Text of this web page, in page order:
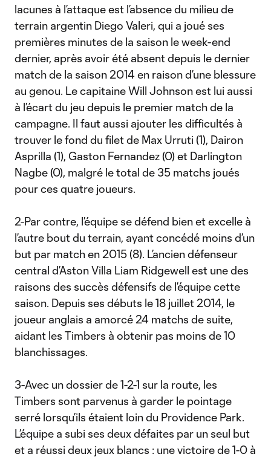
lacunes à l’attaque est l’absence du milieu de
terrain argentin Diego Valeri, qui a joué ses
premières minutes de la saison le week-end
dernier, après avoir été absent depuis le dernier
match de la saison 2014 en raison d’une blessure
au genou. Le capitaine Will Johnson est lui aussi
à l’écart du jeu depuis le premier match de la
campagne. Il faut aussi ajouter les difficultés à
trouver le fond du filet de Max Urruti (1), Dairon
Asprilla (1), Gaston Fernandez (0) et Darlington
Nagbe (0), malgré le total de 35 matchs joués
pour ces quatre joueurs.
2-Par contre, l’équipe se défend bien et excelle à
l’autre bout du terrain, ayant concédé moins d’un
but par match en 2015 (8). L’ancien défenseur
central d’Aston Villa Liam Ridgewell est une des
raisons des succès défensifs de l’équipe cette
saison. Depuis ses débuts le 18 juillet 2014, le
joueur anglais a amorcé 24 matchs de suite,
aidant les Timbers à obtenir pas moins de 10
blanchissages.
3-Avec un dossier de 1-2-1 sur la route, les
Timbers sont parvenus à garder le pointage
serré lorsqu’ils étaient loin du Providence Park.
L’équipe a subi ses deux défaites par un seul but
et a réussi deux jeux blancs : une victoire de 1-0 à